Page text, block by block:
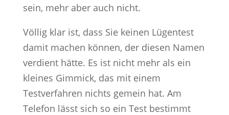
sein, mehr aber auch nicht.
Völlig klar ist, dass Sie keinen Lügentest
damit machen können, der diesen Namen
verdient hätte. Es ist nicht mehr als ein
kleines Gimmick, das mit einem
Testverfahren nichts gemein hat. Am
Telefon lässt sich so ein Test bestimmt